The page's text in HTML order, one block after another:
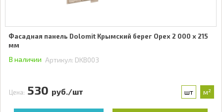
Фасадная панель Dolomit Крымский берег Орех 2 000 x 215
мм
В наличии Артикул: DKB003
Цена: 530 руб./шт шт м²